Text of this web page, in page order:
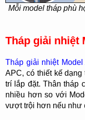
Mỗi model tháp phù
Tháp giải nhiệt
Tháp giải nhiệt Model
APC, có thiết kế
trí lắp đặt. Thân tháp
nhiều hơn so với
vượt trội hơn nếu như